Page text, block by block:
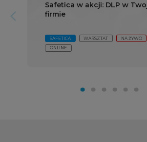
arrow_forward_ios
Safetica w akcji: DLP w
firmie
SAFETICA WARSZTAT
NA ŻYWO
ONLINE